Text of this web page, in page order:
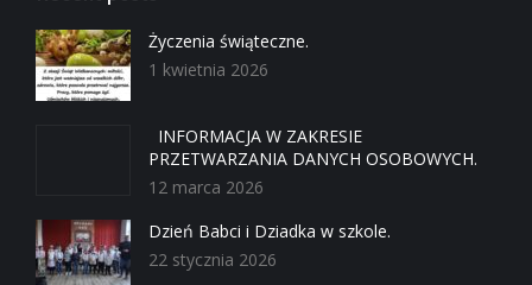
Życzenia świąteczne.
1 kwietnia 2026
INFORMACJA W ZAKRESIE
PRZETWARZANIA DANYCH OSOBOWYCH.
12 marca 2026
Dzień Babci i Dziadka w szkole.
22 stycznia 2026